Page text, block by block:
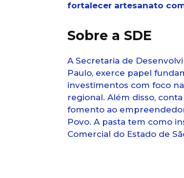
fortalecer artesanato
Sobre a SDE
A Secretaria de
Paulo, exerce papel
investimentos com foco
regional. Além disso,
fomento ao
Povo. A pasta tem como
Comercial do Estado de